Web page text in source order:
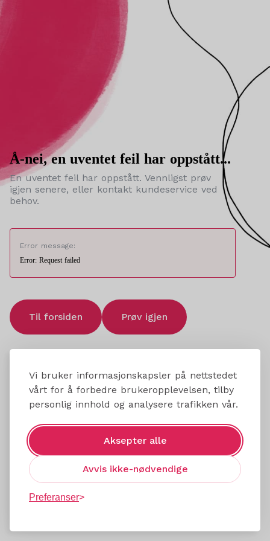
Vi bruker informasjonskapsler på nettstedet
vårt for å forbedre brukeropplevelsen, tilby
personlig innhold og analysere trafikken vår.
Aksepter alle
Avvis ikke-nødvendige
Preferanser
Å-nei, en uventet feil har oppstått...
En uventet feil har oppstått. Vennligst prøv
igjen senere, eller kontakt kundeservice ved
behov.
Error message:
Error: Request failed
Til forsiden Prøv igjen